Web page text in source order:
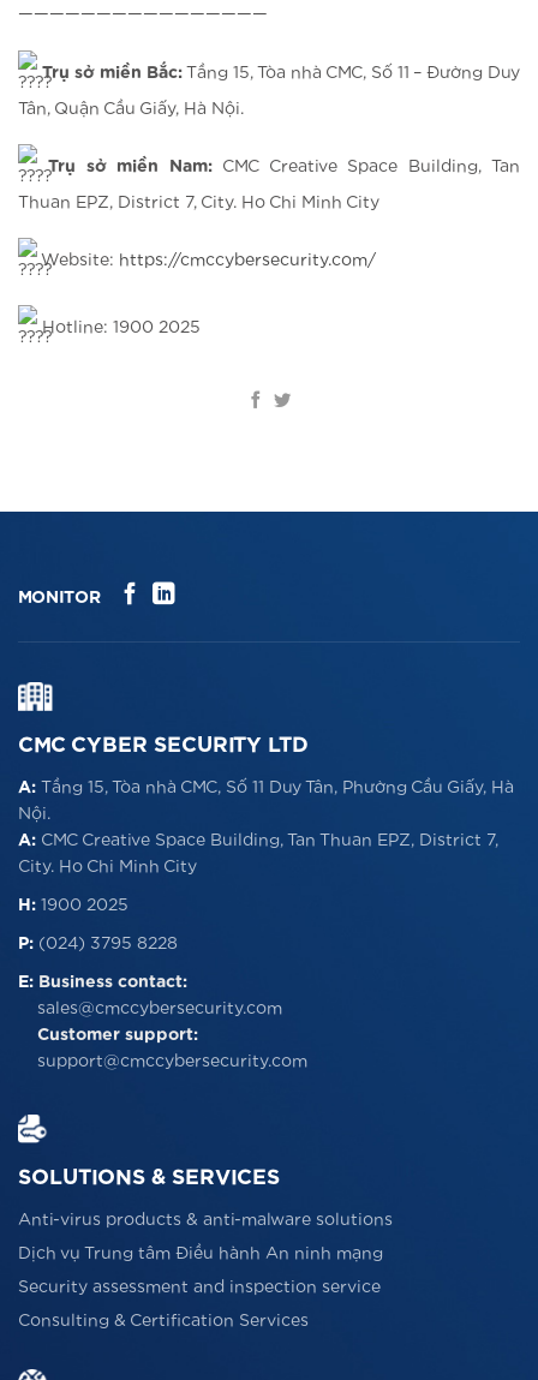
————————————————
Trụ sở miền Bắc: Tầng 15, Tòa nhà CMC, Số 11 – Đường Duy
Tân, Quận Cầu Giấy, Hà Nội.
Trụ sở miền Nam: CMC Creative Space Building, Tan
Thuan EPZ, District 7, City. Ho Chi Minh City
Website: https://cmccybersecurity.com/
Hotline: 1900 2025
MONITOR
CMC CYBER SECURITY LTD
A: Tầng 15, Tòa nhà CMC, Số 11 Duy Tân, Phường Cầu Giấy, Hà
Nội.
A: CMC Creative Space Building, Tan Thuan EPZ, District 7,
City. Ho Chi Minh City
H: 1900 2025
P: (024) 3795 8228
E: Business contact:
sales@cmccybersecurity.com
Customer support:
support@cmccybersecurity.com
SOLUTIONS & SERVICES
Anti-virus products & anti-malware solutions
Dịch vụ Trung tâm Điều hành An ninh mạng
Security assessment and inspection service
Consulting & Certification Services